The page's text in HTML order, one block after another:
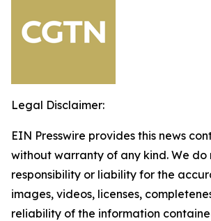
Legal Disclaimer:
EIN Presswire provides this news
without warranty of any kind. We
responsibility or liability for the
images, videos, licenses,
reliability of the information